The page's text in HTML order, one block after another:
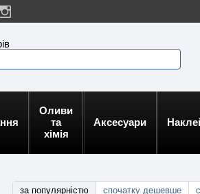
Оливи
та
хімія
Аксесуари
за популярністю спочатку дешевше